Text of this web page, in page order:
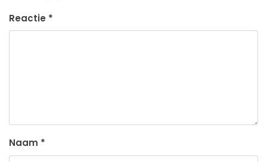
Reactie *
Naam *